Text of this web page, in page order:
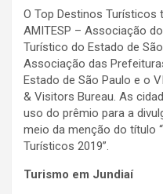
O Top Destinos
AMITESP – Associação
Turístico do Estado de
Associação das
Estado de São Paulo e o
& Visitors Bureau. As
uso do prêmio para a
meio da menção do título
Turísticos 2019”.
Turismo em Jundiaí